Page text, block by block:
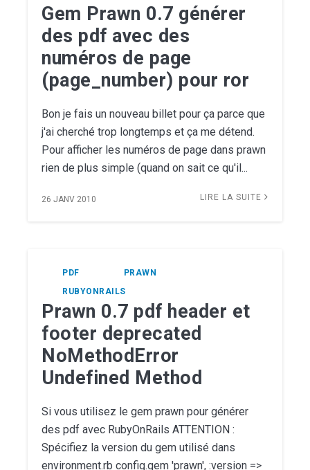
Gem Prawn 0.7 générer
des pdf avec des
numéros de page
(page_number) pour ror
Bon je fais un nouveau billet pour ça parce que
j'ai cherché trop longtemps et ça me détend.
Pour afficher les numéros de page dans prawn
rien de plus simple (quand on sait ce qu'il...
26 JANV 2010 LIRE LA SUITE
PDF
PRAWN
RUBYONRAILS
Prawn 0.7 pdf header et
footer deprecated
NoMethodError
Undefined Method
Si vous utilisez le gem prawn pour générer
des pdf avec RubyOnRails ATTENTION :
Spécifiez la version du gem utilisé dans
environment.rb config.gem 'prawn', :version =>